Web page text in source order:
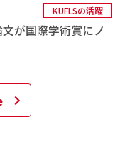
KUFLSの活躍
が国際学術賞にノ